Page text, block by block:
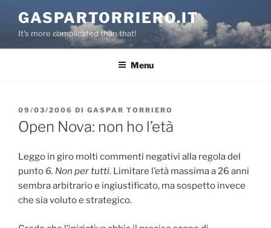
contenuto
GASPARTORRIERO.IT
It's more complicated than that!
Menu
PUBBLICATO
IL
09/03/2006 DI GASPAR TORRIERO
Open Nova: non ho l’età
Leggo in giro molti commenti negativi alla regola del
punto 6. Non per tutti. Limitare l’età massima a 26 anni
sembra arbitrario e ingiustificato, ma sospetto invece
che sia voluto e strategico.